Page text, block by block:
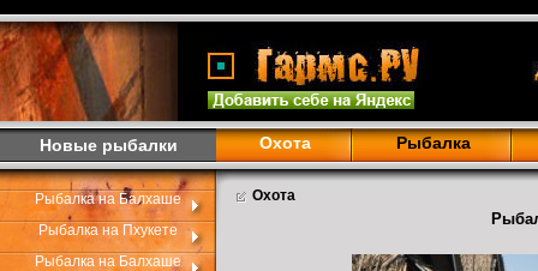
Новые рыбалки Охота Рыбалка
Рыбалка на Балхаше
Рыбалка на Пхукете
Рыбалка на Балхаше
Охота